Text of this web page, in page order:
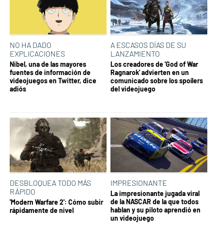
NO HA DADO
EXPLICACIONES
Nibel, una de las mayores
fuentes de información de
videojuegos en Twitter, dice
adiós
A ESCASOS DÍAS DE SU
LANZAMIENTO
Los creadores de 'God of War
Ragnarok' advierten en un
comunicado sobre los spoílers
del videojuego
DESBLOQUEA TODO MÁS
RÁPIDO
'Modern Warfare 2': Cómo subir
rápidamente de nivel
IMPRESIONANTE
La impresionante jugada viral
de la NASCAR de la que todos
hablan y su piloto aprendió en
un videojuego